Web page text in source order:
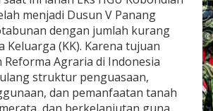
menjadi Dusun V Panang
dengan jumlah kurang
Keluarga (KK). Karena tujuan
Agraria di Indonesia
struktur penguasaan,
dan pemanfaatan tanah